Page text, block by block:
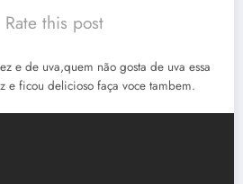
Rate this post
e de uva,quem não gosta de uva essa
e ficou delicioso faça voce tambem.